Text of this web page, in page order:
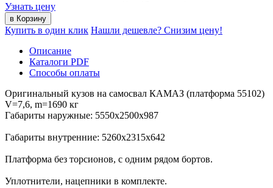
Узнать цену
Купить в один клик Нашли дешевле? Снизим цену!
Описание
Каталоги PDF
Способы оплаты
Оригинальный кузов на самосвал КАМАЗ (платформа 55102)
V=7,6, m=1690 кг
Габариты наружные: 5550х2500х987
Габариты внутренние: 5260х2315х642
Платформа без торсионов, с одним рядом бортов.
Уплотнители, нацепники в комплекте.